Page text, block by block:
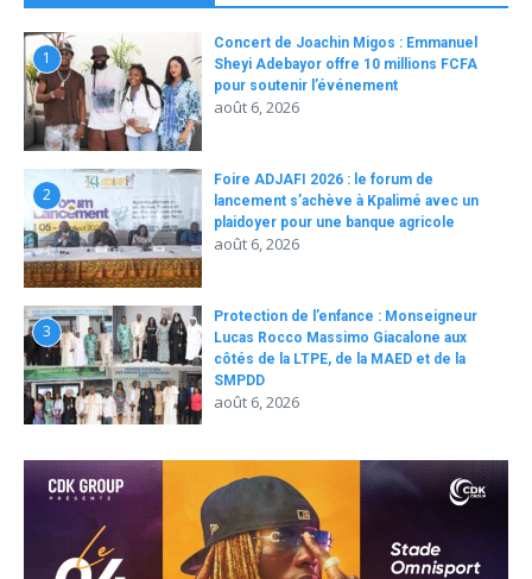
1
Concert de Joachin Migos : Emmanuel
Sheyi Adebayor offre 10 millions FCFA
pour soutenir l’événement
août 6, 2026
2
Foire ADJAFI 2026 : le forum de
lancement s’achève à Kpalimé avec un
plaidoyer pour une banque agricole
août 6, 2026
3
Protection de l’enfance : Monseigneur
Lucas Rocco Massimo Giacalone aux
côtés de la LTPE, de la MAED et de la
SMPDD
août 6, 2026